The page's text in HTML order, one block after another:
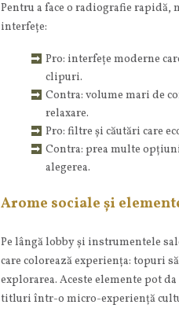
Pentru a face o radiografie
interfețe:
Pro: interfețe moderne
clipuri.
Contra: volume mari de
relaxare.
Pro: filtre și căutări care
Contra: prea multe
alegerea.
Arome sociale și
Pe lângă lobby și instrumentele
care colorează experiența: topuri
explorarea. Aceste elemente pot
titluri într-o micro-experiență